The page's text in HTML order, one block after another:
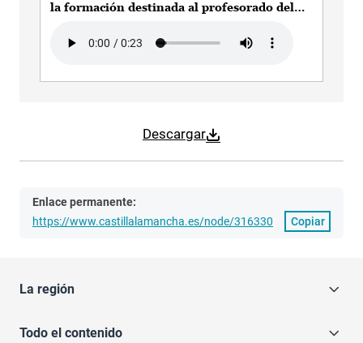
Descargar
la formación destinada al profesorado del
Medicina Nuclear
Enlace permanente:
https://www.castillalamancha.es/node/316330
Copiar
La región
Todo el contenido